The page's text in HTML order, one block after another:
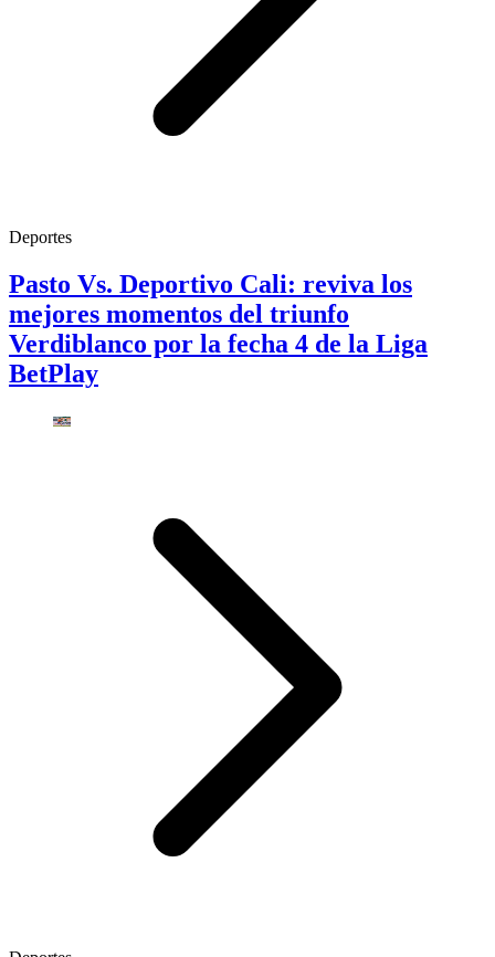
Deportes
Pasto Vs. Deportivo Cali: reviva los
mejores momentos del triunfo
Verdiblanco por la fecha 4 de la Liga
BetPlay